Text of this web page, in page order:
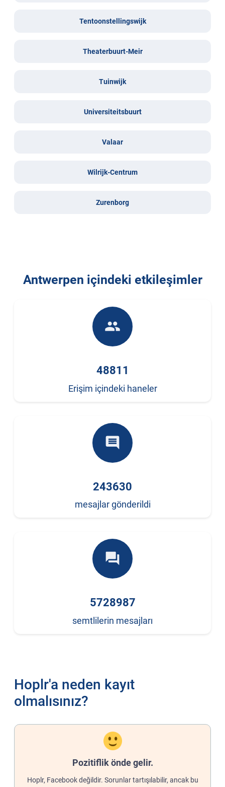
Tentoonstellingswijk
Theaterbuurt-Meir
Tuinwijk
Universiteitsbuurt
Valaar
Wilrijk-Centrum
Zurenborg
Antwerpen içindeki etkileşimler
people
48811
Erişim içindeki haneler
comment
243630
mesajlar gönderildi
forum
5728987
semtlilerin mesajları
Hoplr'a neden kayıt
olmalısınız?
Pozitiflik önde gelir.
Hoplr, Facebook değildir. Sorunlar tartışılabilir, ancak bu